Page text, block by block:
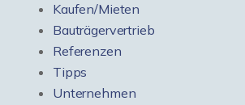
Kaufen/Mieten
Bauträgervertrieb
Referenzen
Tipps
Unternehmen